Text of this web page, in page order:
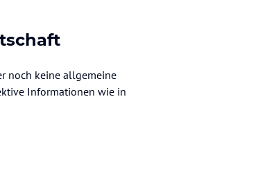
noch keine allgemeine
Informationen wie in